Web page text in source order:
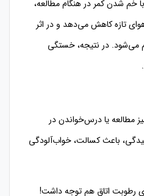
شدن کمر در هنگام مطالعه،
تازه کاهش می‌دهد و در اثر
می‌شود. در نتیجه، خستگی
مطالعه یا درس‌خواندن در
باعث کسالت، خواب‌آلودگی
رطوبت اتاق هم توجه داشت!